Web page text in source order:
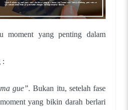
moment yang penting dalam
:
gue”. Bukan itu, setelah fase
yang bikin darah berlari